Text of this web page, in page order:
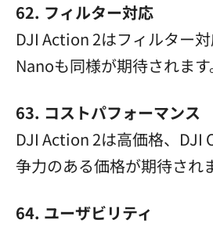
62. フィルター対応
DJI Action 2はフィルター
Nanoも同様が期待されます
63. コストパフォーマンス
DJI Action 2は高価格、DJI
争力のある価格が期待され
64. ユーザビリティ